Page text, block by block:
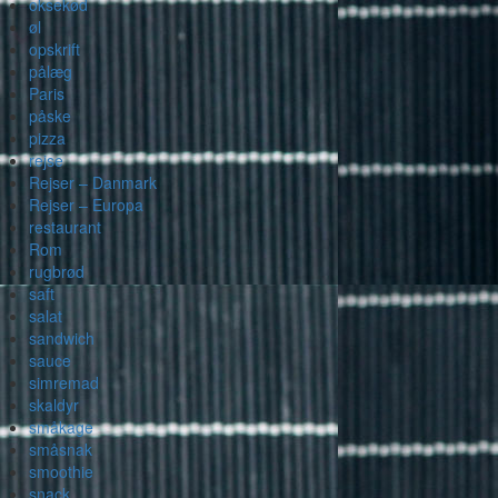
oksekød
øl
opskrift
pålæg
Paris
påske
pizza
rejse
Rejser – Danmark
Rejser – Europa
restaurant
Rom
rugbrød
saft
salat
sandwich
sauce
simremad
skaldyr
småkage
småsnak
smoothie
snack